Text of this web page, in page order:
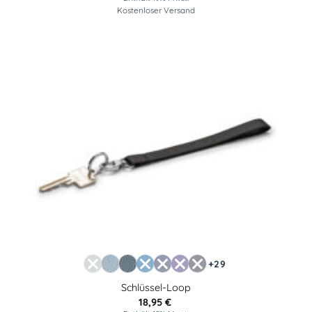
Kostenloser Versand
+29
Schlüssel-Loop
18,95 €